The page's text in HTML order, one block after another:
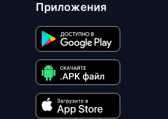
Приложения